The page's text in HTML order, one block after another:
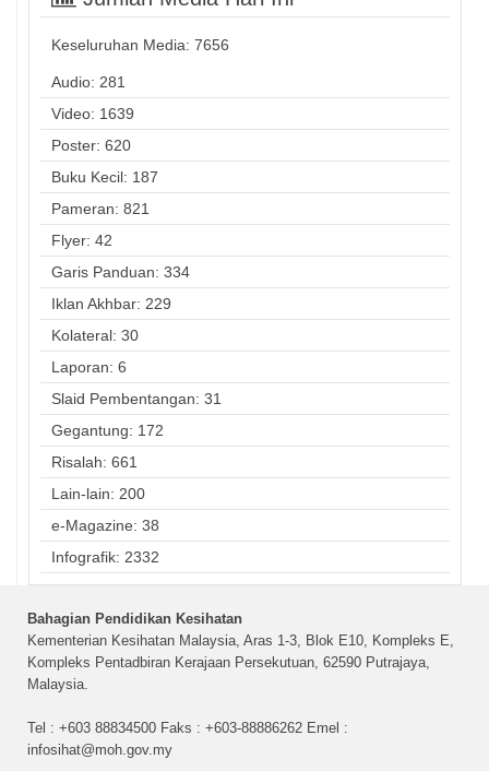
Keseluruhan Media: 7656
Audio: 281
Video: 1639
Poster: 620
Buku Kecil: 187
Pameran: 821
Flyer: 42
Garis Panduan: 334
Iklan Akhbar: 229
Kolateral: 30
Laporan: 6
Slaid Pembentangan: 31
Gegantung: 172
Risalah: 661
Lain-lain: 200
e-Magazine: 38
Infografik: 2332
Bahagian Pendidikan Kesihatan
Kementerian Kesihatan Malaysia, Aras 1-3, Blok E10, Kompleks E,
Kompleks Pentadbiran Kerajaan Persekutuan, 62590 Putrajaya,
Malaysia.
Tel : +603 88834500 Faks : +603-88886262 Emel :
infosihat@moh.gov.my